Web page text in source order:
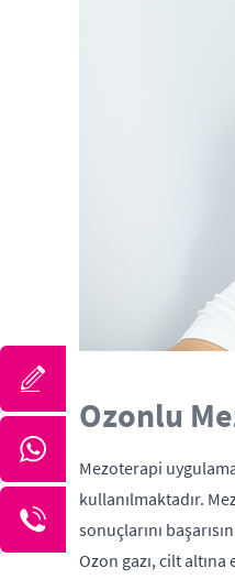
Ozonlu
Mezoterapi
kullanılmaktadır.
sonuçlarını
Ozon gazı, cilt